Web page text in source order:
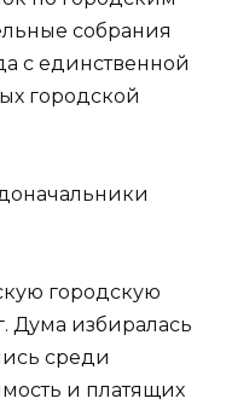
собрания
с единственной
городской
городскую
Дума избиралась
среди
и платящих